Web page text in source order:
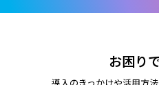
お困り